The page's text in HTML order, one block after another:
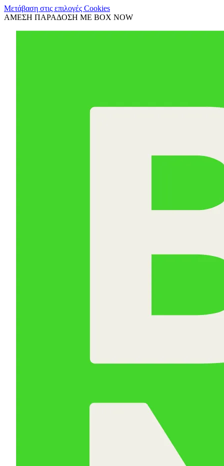
Μετάβαση στις επιλογές Cookies
ΑΜΕΣΗ ΠΑΡΑΔΟΣΗ ΜΕ BOX NOW